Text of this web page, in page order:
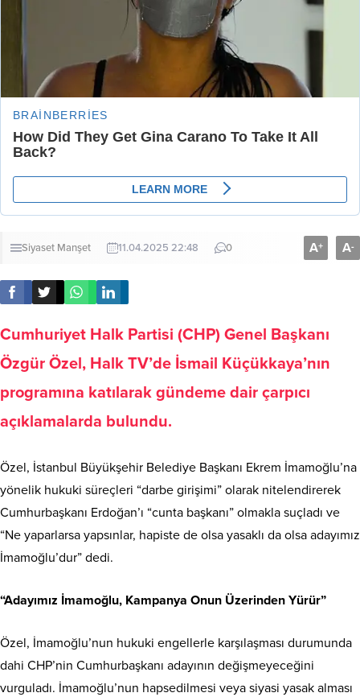
Siyaset Manşet 11.04.2025 22:48 0 A+ A-
Cumhuriyet Halk Partisi (CHP) Genel Başkanı
Özgür Özel, Halk TV’de İsmail Küçükkaya’nın
programına katılarak gündeme dair çarpıcı
açıklamalarda bulundu.
Özel, İstanbul Büyükşehir Belediye Başkanı Ekrem İmamoğlu’na
yönelik hukuki süreçleri “darbe girişimi” olarak nitelendirerek
Cumhurbaşkanı Erdoğan’ı “cunta başkanı” olmakla suçladı ve
“Ne yaparlarsa yapsınlar, hapiste de olsa yasaklı da olsa adayımız
İmamoğlu’dur” dedi.
“Adayımız İmamoğlu, Kampanya Onun Üzerinden Yürür”
Özel, İmamoğlu’nun hukuki engellerle karşılaşması durumunda
dahi CHP’nin Cumhurbaşkanı adayının değişmeyeceğini
vurguladı. İmamoğlu’nun hapsedilmesi veya siyasi yasak alması